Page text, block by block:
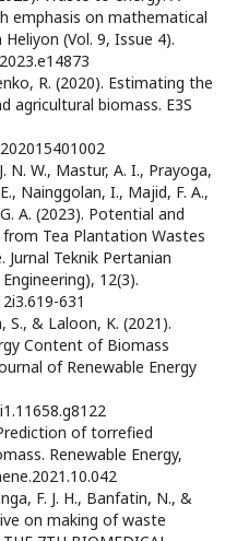
emphasis on mathematical
(Vol. 9, Issue 4).
R. (2020). Estimating the
agricultural biomass. E3S
N. W., Mastur, A. I., Prayoga,
Nainggolan, I., Majid, F. A.,
A. (2023). Potential and
Tea Plantation Wastes
Jurnal Teknik Pertanian
12(3).
631
S., & Laloon, K. (2021).
Content of Biomass
of Renewable Energy
of torrefied
Renewable Energy,
F. J. H., Banfatin, N., &
on making of waste